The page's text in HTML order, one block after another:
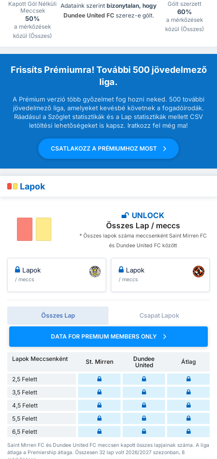
Kapott Gól Nélküli
Meccsek
50%
a mérkőzések
közül (Összes)
Adataink szerint bizonytalan, hogy
Dundee United FCszerez-e gólt.
Gólt szerzett
60%
a mérkőzések
közül (Összes)
Frissíts Prémiumra! További 500 jövedelmező
liga.
A Prémium verzió több győzelmet fog hozni neked. 500 további
jövedelmező liga, amelyeket kevésbé követnek a fogadóirodák.
Ráadásul a Szöglet statisztikák és a Lap statisztikák mellett CSV
letöltési lehetőségeket is kapsz. Iratkozz fel még ma!
CSATLAKOZZ A PRÉMIUMHOZ MOST
Lapok
UNLOCK
Összes Lap / meccs
* Összes lapok száma meccsenként Saint Mirren FC
és Dundee United FC között
Lapok
/ meccs
Lapok
/ meccs
Összes Lap Csapat Lapok
DATA FOR PREMIUM MEMBERS ONLY
Lapok Meccsenként St. Mirren
Dundee
United
Átlag
2,5 Felett
3,5 Felett
4,5 Felett
5,5 Felett
6,5 Felett
Saint Mirren FC és Dundee United FC meccsen kapott összes lapjainak száma. A liga
átlaga a Premiership átlaga. Összesen 32 lap volt 2026/2027 szezonban, 8